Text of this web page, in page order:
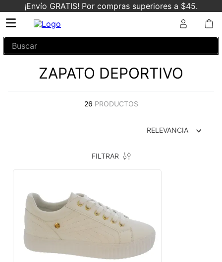
¡Envío GRATIS! Por compras superiores a $45.
Buscar
ZAPATO DEPORTIVO
26 PRODUCTOS
RELEVANCIA
FILTRAR